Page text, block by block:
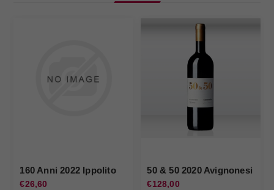
160 Anni 2022 Ippolito
€26,60
50 & 50 2020 Avignonesi
€128,00